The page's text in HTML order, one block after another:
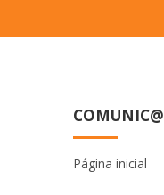
COMUNIC@
Página inicial